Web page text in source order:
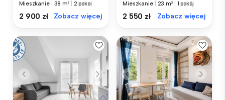
Mieszkanie 38 m² 2 pokoi
2 900 zł Zobacz więcej
Mieszkanie 23 m² 1 pokój
2 550 zł Zobacz więcej